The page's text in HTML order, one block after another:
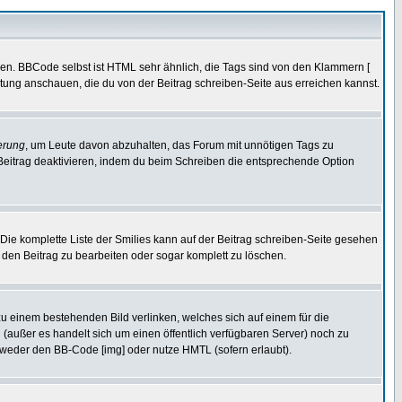
BBCode selbst ist HTML sehr ähnlich, die Tags sind von den Klammern [
anschauen, die du von der Beitrag schreiben-Seite aus erreichen kannst.
, um Leute davon abzuhalten, das Forum mit unnötigen Tags zu
deaktivieren, indem du beim Schreiben die entsprechende Option
komplette Liste der Smilies kann auf der Beitrag schreiben-Seite gesehen
Beitrag zu bearbeiten oder sogar komplett zu löschen.
einem bestehenden Bild verlinken, welches sich auf einem für die
es handelt sich um einen öffentlich verfügbaren Server) noch zu
den BB-Code [img] oder nutze HMTL (sofern erlaubt).